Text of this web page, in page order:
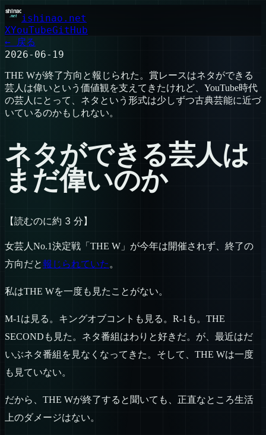
ishinao.net
XYouTubeGitHub
← 戻る
2026-06-19
THE Wが終了方向と報じられた。賞レースはネタができる
芸人は偉いという価値観を支えてきたけれど、YouTube時代
の芸人にとって、ネタという形式は少しずつ古典芸能に近づ
いているのかもしれない。
ネタができる芸人は
まだ偉いのか
【読むのに約 3 分】
女芸人No.1決定戦「THE W」が今年は開催されず、終了の
方向だと報じられていた 。
私はTHE Wを一度も見たことがない。
M-1は見る。キングオブコントも見る。R-1も。THE
SECONDも見た。ネタ番組はわりと好きだ。が、最近はだ
いぶネタ番組を見なくなってきた。そして、THE Wは一度
も見ていない。
だから、THE Wが終了すると聞いても、正直なところ生活
上のダメージはない。